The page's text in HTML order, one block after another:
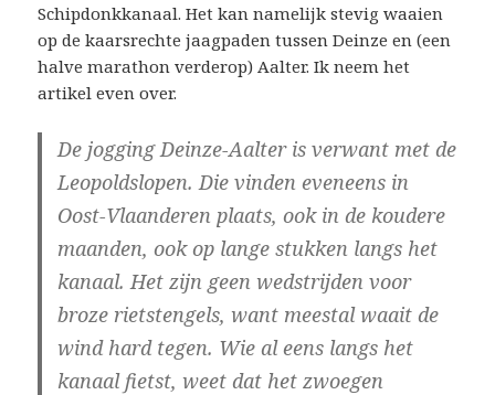
Schipdonkkanaal. Het kan namelijk stevig waaien
op de kaarsrechte jaagpaden tussen Deinze en (een
halve marathon verderop) Aalter. Ik neem het
artikel even over.
De jogging Deinze-Aalter is verwant met de
Leopoldslopen. Die vinden eveneens in
Oost-Vlaanderen plaats, ook in de koudere
maanden, ook op lange stukken langs het
kanaal. Het zijn geen wedstrijden voor
broze rietstengels, want meestal waait de
wind hard tegen. Wie al eens langs het
kanaal fietst, weet dat het zwoegen